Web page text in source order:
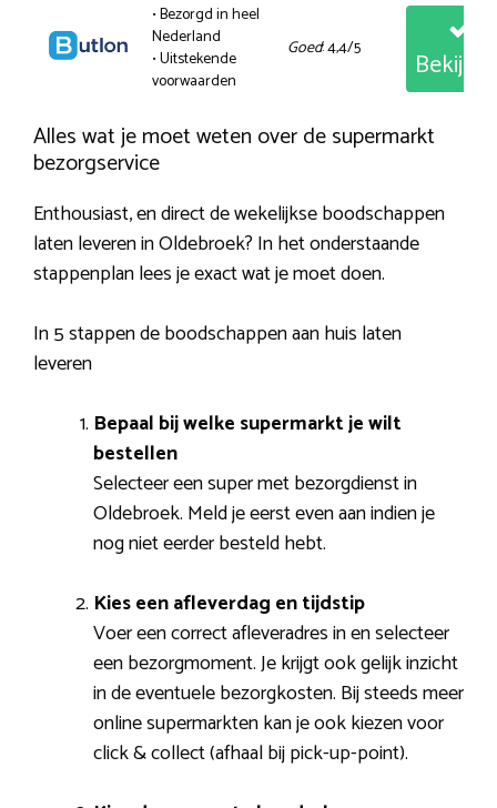
• Bezorgd in heel
Nederland
• Uitstekende
voorwaarden
Goed: 4,4/5
Alles wat je moet weten over de supermarkt
bezorgservice
Enthousiast, en direct de wekelijkse boodschappen
laten leveren in Oldebroek? In het onderstaande
stappenplan lees je exact wat je moet doen.
In 5 stappen de boodschappen aan huis laten
leveren
Bepaal bij welke supermarkt je wilt
bestellen
Selecteer een super met bezorgdienst in
Oldebroek. Meld je eerst even aan indien je
nog niet eerder besteld hebt.
Kies een afleverdag en tijdstip
Voer een correct afleveradres in en selecteer
een bezorgmoment. Je krijgt ook gelijk inzicht
in de eventuele bezorgkosten. Bij steeds meer
online supermarkten kan je ook kiezen voor
click & collect (afhaal bij pick-up-point).